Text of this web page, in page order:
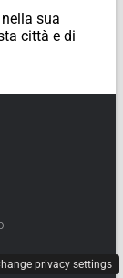
sua
città e di
privacy settings